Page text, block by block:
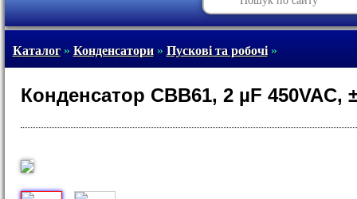
Каталог» Конденсатори» Пускові та робочі»
Конденсатор CBB61, 2 µF 450VAC,